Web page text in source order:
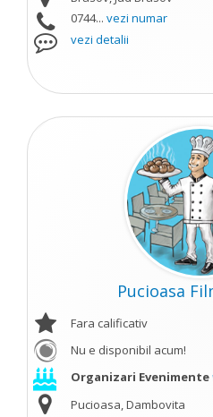
0744... vezi numar
vezi detalii
Pucioasa
Fara calificativ
Nu e disponibil acum!
Organizari Evenimente
Pucioasa, Dambovita